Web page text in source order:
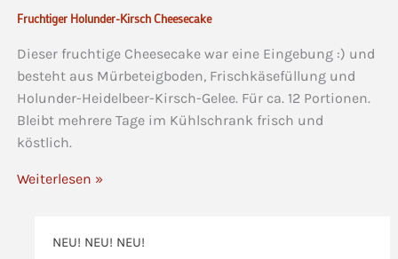
Fruchtiger Holunder-Kirsch Cheesecake
Dieser fruchtige Cheesecake war eine Eingebung :) und
besteht aus Mürbeteigboden, Frischkäsefüllung und
Holunder-Heidelbeer-Kirsch-Gelee. Für ca. 12 Portionen.
Bleibt mehrere Tage im Kühlschrank frisch und
köstlich.
Weiterlesen »
NEU! NEU! NEU!